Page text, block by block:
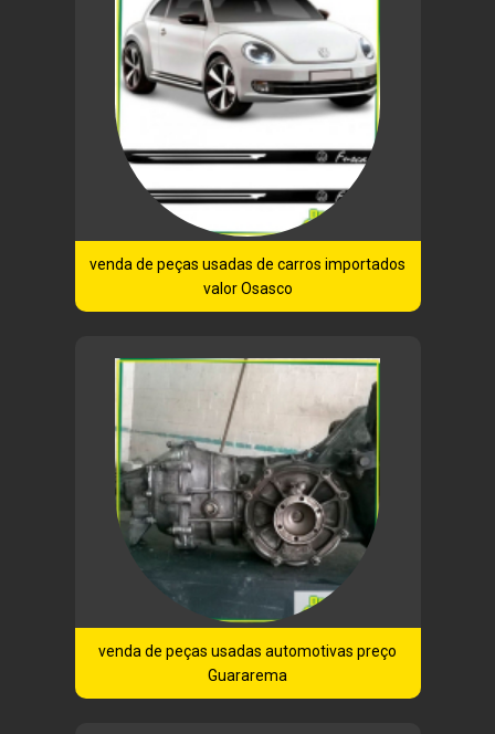
venda de peças usadas de carros importados
valor Osasco
venda de peças usadas automotivas preço
Guararema